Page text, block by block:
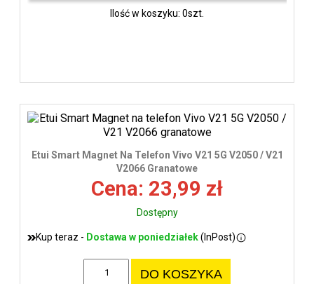
Ilość w koszyku: 0szt.
Etui Smart Magnet Na Telefon Vivo V21 5G V2050 / V21
V2066 Granatowe
Cena: 23,99 zł
Dostępny
Kup teraz - Dostawa w poniedziałek(InPost)
DO KOSZYKA